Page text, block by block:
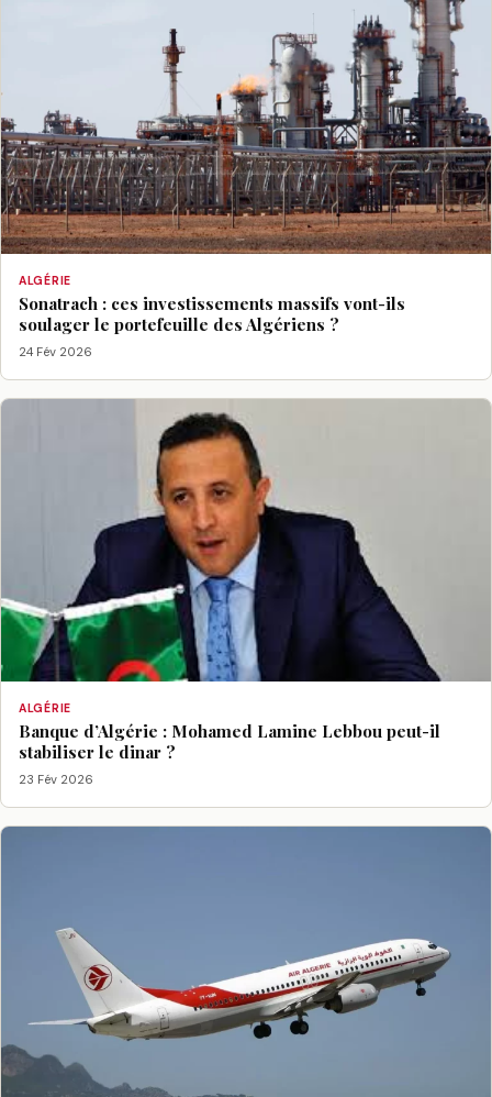
ALGÉRIE
Sonatrach : ces investissements massifs vont-ils
soulager le portefeuille des Algériens ?
24 Fév 2026
ALGÉRIE
Banque d’Algérie : Mohamed Lamine Lebbou peut-il
stabiliser le dinar ?
23 Fév 2026